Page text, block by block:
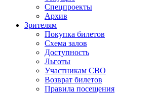
Спецпроекты
Архив
Зрителям
Покупка билетов
Схема залов
Доступность
Льготы
Участникам СВО
Возврат билетов
Правила посещения